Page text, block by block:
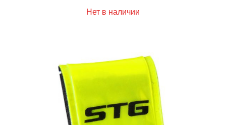
Нет в наличии